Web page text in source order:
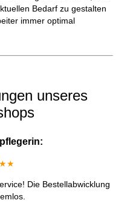
Bedarf zu gestalten
immer optimal
unseres
Die Bestellabwicklung